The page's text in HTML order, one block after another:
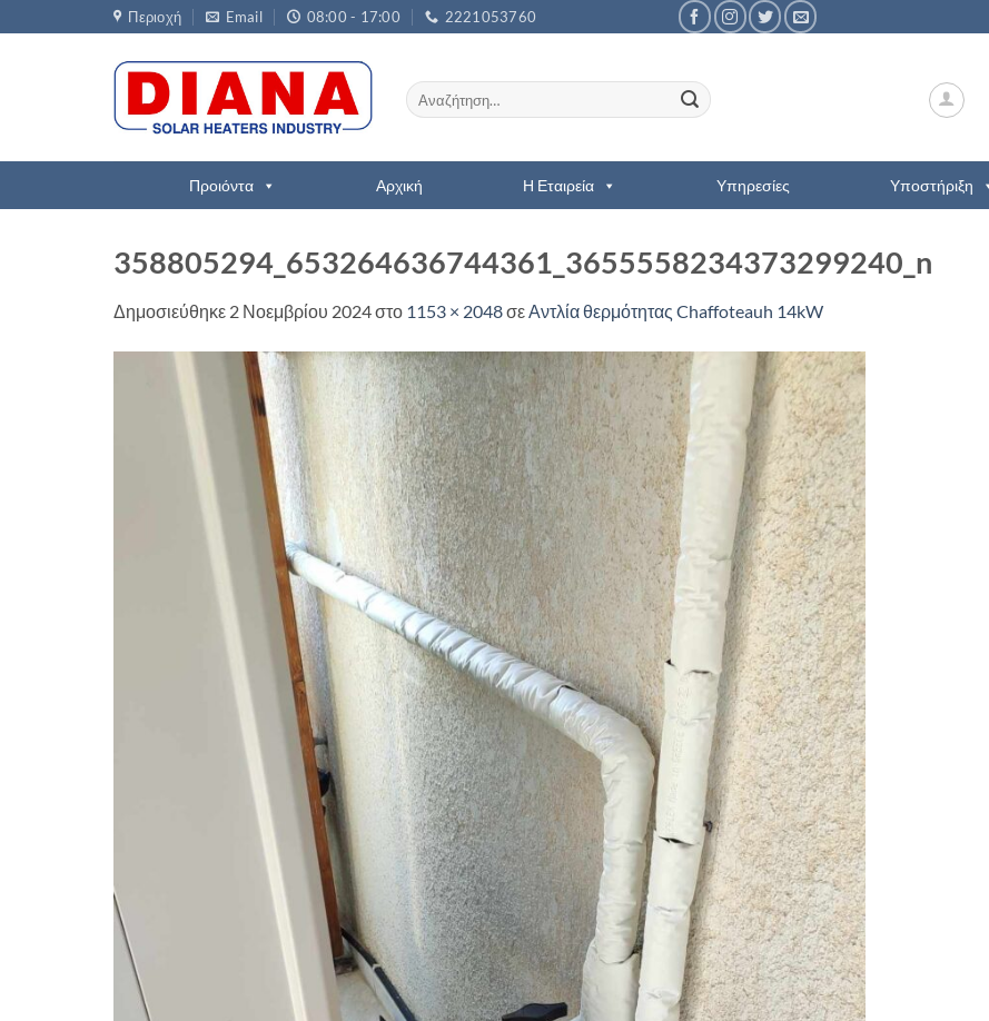
στο
Περιοχή Email 08:00 - 17:00 2221053760
Αναζήτηση
για:
Προιόντα Αρχική Η Εταιρεία Υπηρεσίες Υποστήριξη
358805294_653264636744361_3655558234373299240_n
Δημοσιεύθηκε 2 Νοεμβρίου 2024στο 1153 × 2048σε Αντλία θερμότητας Chaffoteauh 14kW